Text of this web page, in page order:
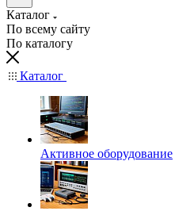
Каталог
По всему сайту
По каталогу
Каталог
Активное оборудование